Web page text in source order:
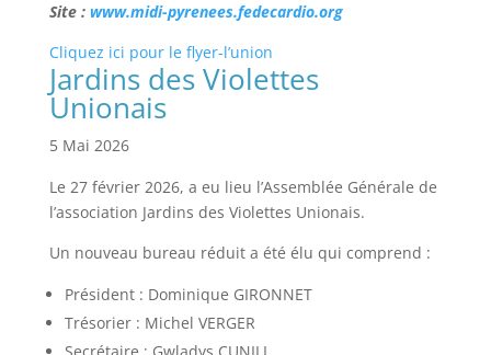
Site : www.midi-pyrenees.fedecardio.org
Cliquez ici pour le flyer-l’union
Jardins des Violettes
Unionais
5 Mai 2026
Le 27 février 2026, a eu lieu l’Assemblée Générale de
l’association Jardins des Violettes Unionais.
Un nouveau bureau réduit a été élu qui comprend :
Président : Dominique GIRONNET
Trésorier : Michel VERGER